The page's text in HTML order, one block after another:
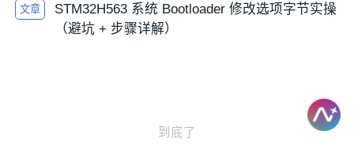
文章
STM32H563 系统 Bootloader 修改选项字节实操
（避坑 + 步骤详解）